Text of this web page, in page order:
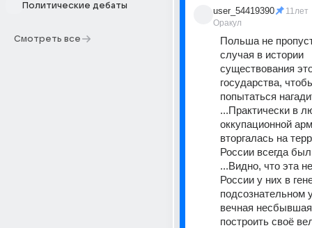
Политические дебаты
Смотреть все
user_54419390
Оракул
11лет
Польша не
случая в истории
существования
государства,
попытаться
...Практически в
оккупационной
вторгалась на
России всегда
...Видно, что эта
России у них в
подсознательном
вечная
построить своё